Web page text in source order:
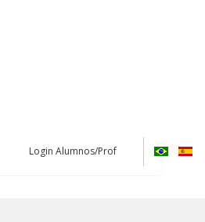
Login Alumnos/Prof